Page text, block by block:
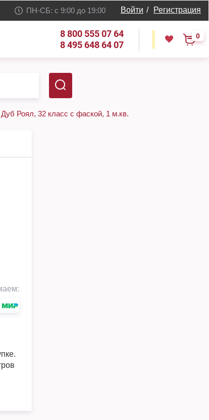
ПН-СБ: с 9:00 до 19:00 Войти / Регистрация
8 800 555 07 64
8 495 648 64 07
0
Роял, 32 класс с фаской, 1 м.кв.